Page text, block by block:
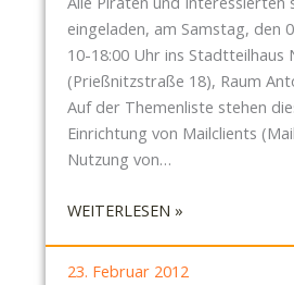
T
S
T
R
E
F
N
A
M
eingeladen, am Samstag, den
10-18:00 Uhr ins Stadtteilhaus
(Prießnitzstraße 18), Raum
Auf der Themenliste stehen
Einrichtung von Mailclients
Nutzung von…
WEITERLESEN »:
I
23. Februar 2012